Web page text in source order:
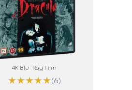
4K Blu-Ray Film
★★★★★(6)